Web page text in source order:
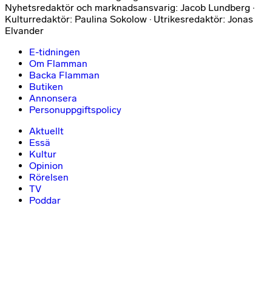
Nyhetsredaktör och marknadsansvarig: Jacob Lundberg ·
Kulturredaktör: Paulina Sokolow · Utrikesredaktör: Jonas
Elvander
E-tidningen
Om Flamman
Backa Flamman
Butiken
Annonsera
Personuppgiftspolicy
Aktuellt
Essä
Kultur
Opinion
Rörelsen
TV
Poddar